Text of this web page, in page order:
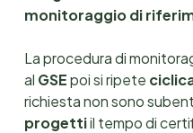
monitoraggio di
La procedura di
al GSEpoi si ripete
richiesta non sono
progettiil tempo di